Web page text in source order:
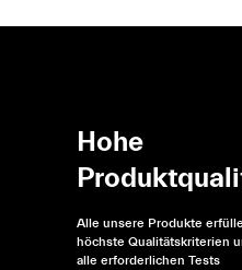
Hohe
Alle unsere Produkte
höchste Qualitätskriterien
alle erforderlichen Tests